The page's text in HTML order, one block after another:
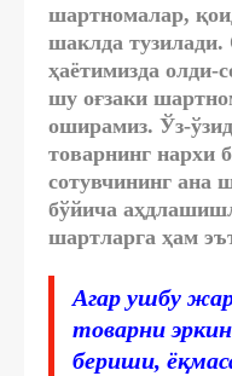
шартномалар,
шаклда
ҳаётимизда олди-
шу оғзаки
оширамиз. Ўз-
товарнинг нархи
сотувчининг ана
бўйича
шартларга ҳам
Агар ушбу
товарни
бериши,